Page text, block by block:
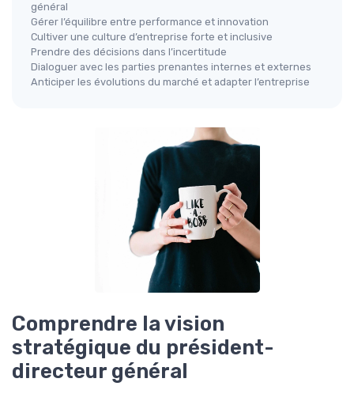
général
Gérer l’équilibre entre performance et innovation
Cultiver une culture d’entreprise forte et inclusive
Prendre des décisions dans l’incertitude
Dialoguer avec les parties prenantes internes et externes
Anticiper les évolutions du marché et adapter l’entreprise
Comprendre la vision
stratégique du président-
directeur général